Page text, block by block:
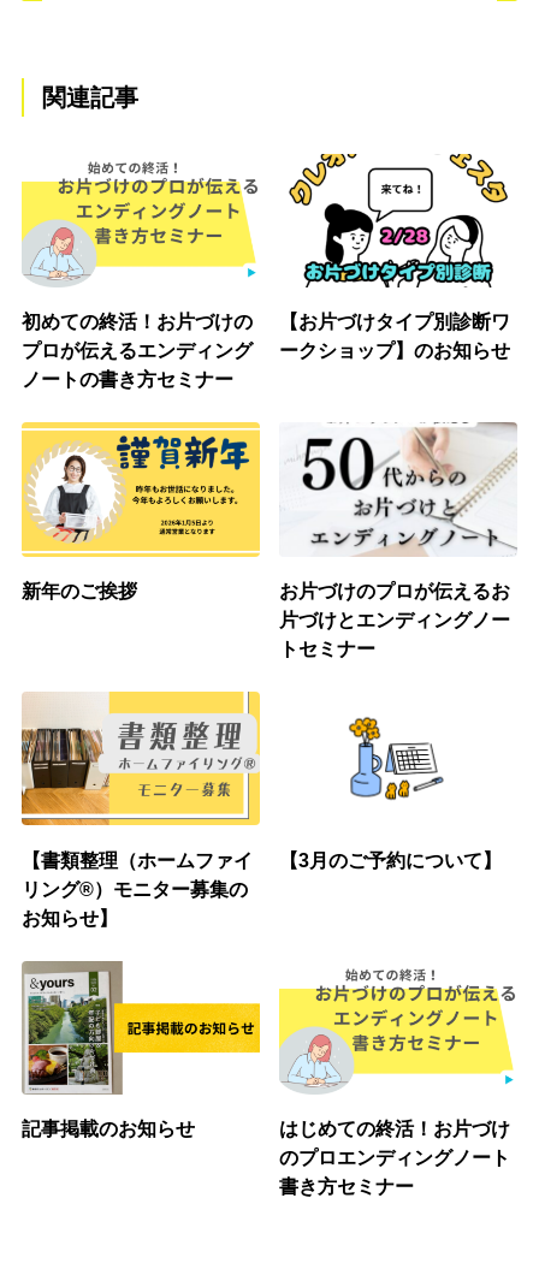
関連記事
初めての終活！お片づけの
プロが伝えるエンディング
ノートの書き方セミナー
【お片づけタイプ別診断ワ
ークショップ】のお知らせ
新年のご挨拶
お片づけのプロが伝えるお
片づけとエンディングノー
トセミナー
【書類整理（ホームファイ
リング®︎）モニター募集の
お知らせ】
【3月のご予約について】
記事掲載のお知らせ
はじめての終活！お片づけ
のプロエンディングノート
書き方セミナー